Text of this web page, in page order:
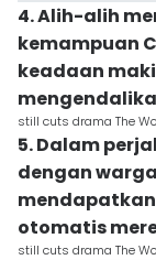
4. Alih-alih
kemampuan
keadaan
still cuts drama The
5. Dalam
dengan
otomatis
still cuts drama The